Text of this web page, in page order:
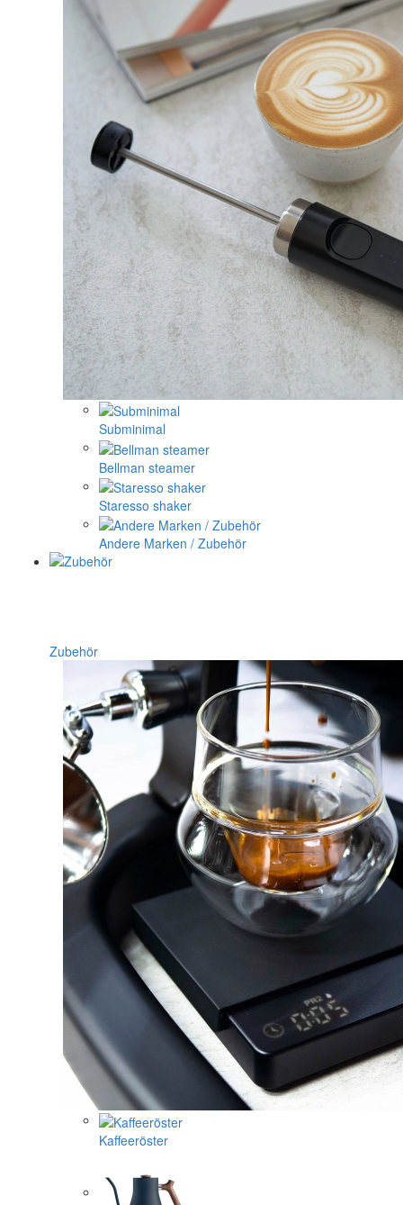
Subminimal
Bellman steamer
Staresso shaker
Andere Marken / Zubehör
Zubehör
Kaffeeröster